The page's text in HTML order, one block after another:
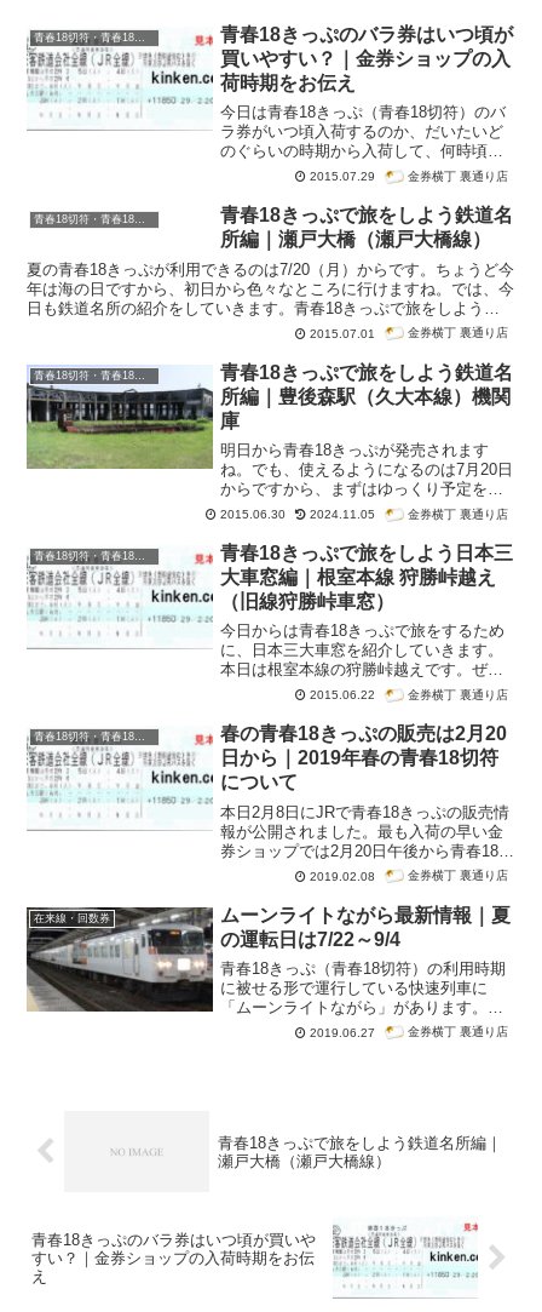
青春18切符・青春18きっぷ
青春18きっぷのバラ券はいつ頃が
買いやすい？｜金券ショップの入
荷時期をお伝え
今日は青春18きっぷ（青春18切符）のバ
ラ券がいつ頃入荷するのか、だいたいど
のぐらいの時期から入荷して、何時頃に
買取しやすいのかをまとめました。青春
18きっぷのバラ券はいつごろの入荷が多
いの？回数別にそれぞれの目安を紹介。
青春18きっぷのバラ券をお店に売りに来
る人が多いのは何曜日？何時ぐらい？そ
の他
2015.07.29 金券横丁 裏通り店
青春18きっぷで旅をしよう鉄道名
所編｜瀬戸大橋（瀬戸大橋線）
夏の青春18きっぷが利用できるのは7/20（月）からです。ちょうど今
年は海の日ですから、初日から色々なところに行けますね。では、今
日も鉄道名所の紹介をしていきます。青春18きっぷで旅をしよう鉄
2015.07.01 金券横丁 裏通り店
青春18きっぷで旅をしよう鉄道名
所編｜豊後森駅（久大本線）機関
庫
明日から青春18きっぷが発売されます
ね。でも、使えるようになるのは7月20日
からですから、まずはゆっくり予定を立
ててみてはいかがでしょうか？この記事
が少しでもお役にたてれば嬉しいです。
今日も引き続き鉄道名所の紹介です。青
春18きっぷで旅をしよう鉄道名所編-豊後
森駅（久大本線）機関庫
2015.06.30 2024.11.05 金券横丁 裏通り店
青春18切符・青春18きっぷ
青春18きっぷで旅をしよう日本三
大車窓編｜根室本線 狩勝峠越え
（旧線狩勝峠車窓）
今日からは青春18きっぷで旅をするため
に、日本三大車窓を紹介していきます。
本日は根室本線の狩勝峠越えです。ぜひ
最後までご覧ください。※現在はルート
変更により廃止となっています。
2015.06.22 金券横丁 裏通り店
青春18切符・青春18きっぷ
春の青春18きっぷの販売は2月20
日から｜2019年春の青春18切符
について
本日2月8日にJRで青春18きっぷの販売情
報が公開されました。最も入荷の早い金
券ショップでは2月20日午後から青春18き
っぷ（青春18切符）5回券の販売が始まり
ます。当店では2月21日から販売開始で
す。さて、青春18きっぷの基本情報につ
いては関連記事もあるのですが、このペ
ージでは春の青春18きっぷに関して特化
した記事としています。
2019.02.08 金券横丁 裏通り店
在来線・回数券
ムーンライトながら最新情報｜夏
の運転日は7/22～9/4
青春18きっぷ（青春18切符）の利用時期
に被せる形で運行している快速列車に
「ムーンライトながら」があります。夏
の運転日は7/22～9/4となっています。今
2019.06.27 金券横丁 裏通り店
青春18きっぷで旅をしよう鉄道名所編｜
瀬戸大橋（瀬戸大橋線）
青春18きっぷのバラ券はいつ頃が買いや
すい？｜金券ショップの入荷時期をお伝
え